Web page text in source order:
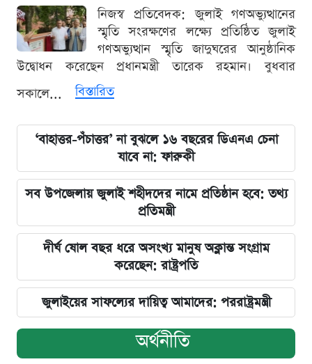
নিজস্ব প্রতিবেদক: জুলাই গণঅভ্যুত্থানের
স্মৃতি সংরক্ষণের লক্ষ্যে প্রতিষ্ঠিত জুলাই
গণঅভ্যুত্থান স্মৃতি জাদুঘরের আনুষ্ঠানিক
উদ্বোধন করেছেন প্রধানমন্ত্রী তারেক রহমান। বুধবার
সকালে...
বিস্তারিত
‘বাহাত্তর-পঁচাত্তর’ না বুঝলে ১৬ বছরের ডিএনএ চেনা
যাবে না: ফারুকী
সব উপজেলায় জুলাই শহীদদের নামে প্রতিষ্ঠান হবে: তথ্য
প্রতিমন্ত্রী
দীর্ঘ ষোল বছর ধরে অসংখ্য মানুষ অক্লান্ত সংগ্রাম
করেছেন: রাষ্ট্রপতি
জুলাইয়ের সাফল্যের দায়িত্ব আমাদের: পররাষ্ট্রমন্ত্রী
অর্থনীতি